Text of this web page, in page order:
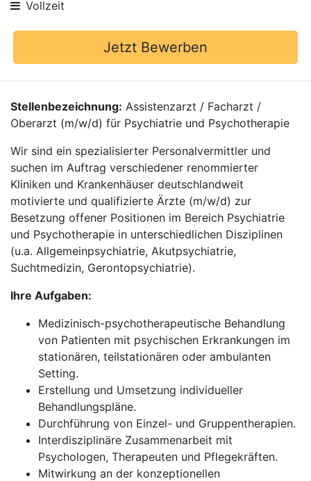
Vollzeit
Jetzt Bewerben
Stellenbezeichnung: Assistenzarzt / Facharzt /
Oberarzt (m/w/d) für Psychiatrie und Psychotherapie
Wir sind ein spezialisierter Personalvermittler und
suchen im Auftrag verschiedener renommierter
Kliniken und Krankenhäuser deutschlandweit
motivierte und qualifizierte Ärzte (m/w/d) zur
Besetzung offener Positionen im Bereich Psychiatrie
und Psychotherapie in unterschiedlichen Disziplinen
(u.a. Allgemeinpsychiatrie, Akutpsychiatrie,
Suchtmedizin, Gerontopsychiatrie).
Ihre Aufgaben:
Medizinisch-psychotherapeutische Behandlung
von Patienten mit psychischen Erkrankungen im
stationären, teilstationären oder ambulanten
Setting.
Erstellung und Umsetzung individueller
Behandlungspläne.
Durchführung von Einzel- und Gruppentherapien.
Interdisziplinäre Zusammenarbeit mit
Psychologen, Therapeuten und Pflegekräften.
Mitwirkung an der konzeptionellen